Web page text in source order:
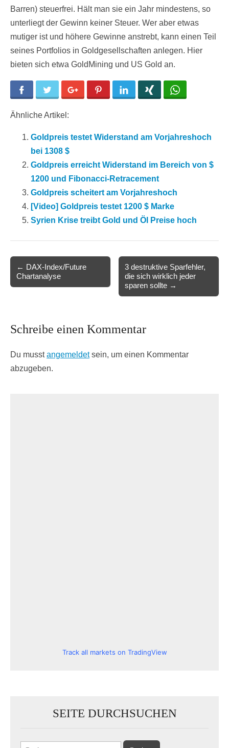
Barren) steuerfrei. Hält man sie ein Jahr mindestens, so
unterliegt der Gewinn keiner Steuer. Wer aber etwas
mutiger ist und höhere Gewinne anstrebt, kann einen Teil
seines Portfolios in Goldgesellschaften anlegen. Hier
bieten sich etwa GoldMining und US Gold an.
Facebook Twitter Google+ Pinterest LinkedIn
Ähnliche Artikel:
Goldpreis testet Widerstand am Vorjahreshoch
bei 1308 $
Goldpreis erreicht Widerstand im Bereich von $
1200 und Fibonacci-Retracement
Goldpreis scheitert am Vorjahreshoch
[Video] Goldpreis testet 1200 $ Marke
Syrien Krise treibt Gold und Öl Preise hoch
navigation
← DAX-Index/Future
Chartanalyse
3 destruktive Sparfehler,
die sich wirklich jeder
sparen sollte →
Schreibe einen Kommentar
Du musstangemeldetsein, um einen Kommentar
abzugeben.
Track all markets on TradingView
SEITE DURCHSUCHEN
Suchen